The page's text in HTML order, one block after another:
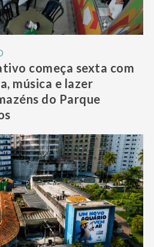
começa sexta com
música e lazer
do Parque